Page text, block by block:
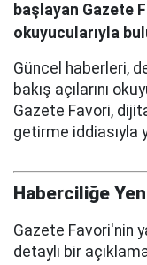
başlayan Gazete
okuyucularıyla
Güncel haberleri,
bakış açılarını
Gazete Favori,
getirme iddiasıyla
Haberciliğe
Gazete Favori'nin
detaylı bir